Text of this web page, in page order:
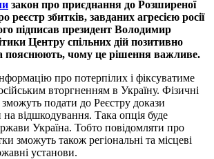
закон про приєднання до Розширеної
реєстр збитків, завданих агресією росії
підписав президент Володимир
Центру спільних дій позитивно
пояснюють, чому це рішення важливе.
про потерпілих і фіксуватиме
вторгненням в Україну. Фізичні
подати до Реєстру докази
на відшкодування. Така опція буде
Україна. Тобто повідомляти про
зможуть також регіональні та місцеві
установи.